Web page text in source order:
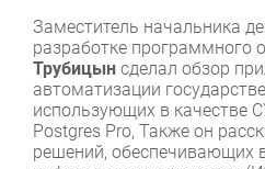
Заместитель начальника
разработке программного
Трубицын сделал обзор
автоматизации
использующих в качестве
Postgres Pro, Также он
решений, обеспечивающих